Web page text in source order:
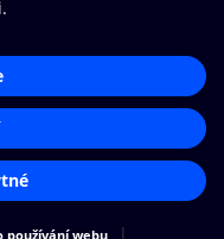
O2 Knihovna
své e-knihy a
a pohodlněji.